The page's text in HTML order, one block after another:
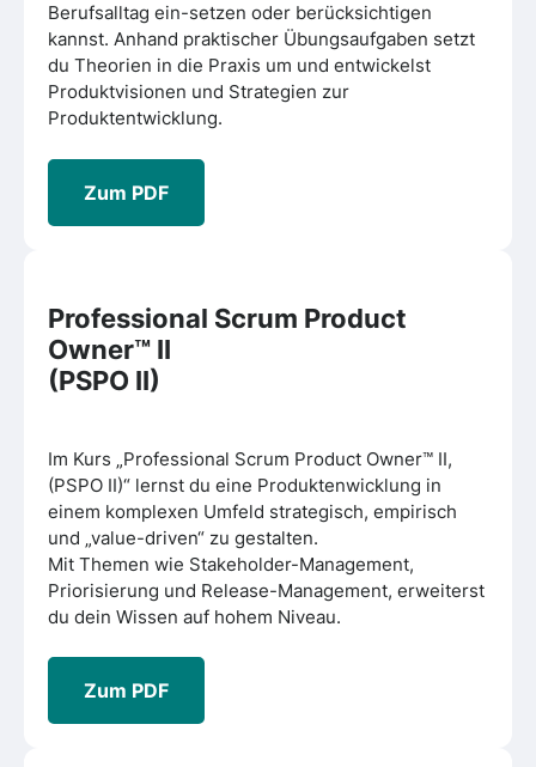
Berufsalltag ein-setzen oder berücksichtigen
kannst. Anhand praktischer Übungsaufgaben setzt
du Theorien in die Praxis um und entwickelst
Produktvisionen und Strategien zur
Produktentwicklung.
Zum PDF
Professional Scrum Product
Owner™ II
(PSPO II)
Im Kurs „Professional Scrum Product Owner™ II,
(PSPO II)“ lernst du eine Produktenwicklung in
einem komplexen Umfeld strategisch, empirisch
und „value-driven“ zu gestalten.
Mit Themen wie Stakeholder-Management,
Priorisierung und Release-Management, erweiterst
du dein Wissen auf hohem Niveau.
Zum PDF